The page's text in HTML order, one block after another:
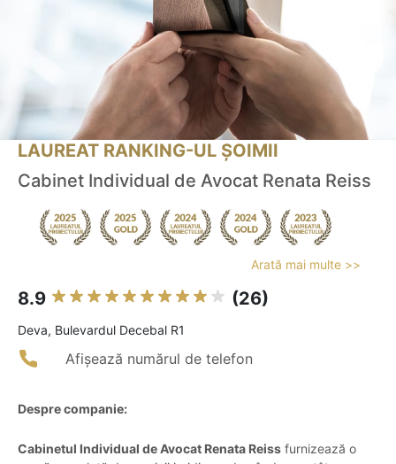
LAUREAT RANKING-UL ȘOIMII
Cabinet Individual de Avocat Renata Reiss
Arată mai multe >>
8.9 (26)
Deva, Bulevardul Decebal R1
Afișează numărul de telefon
Despre companie:
Cabinetul Individual de Avocat Renata Reiss furnizează o